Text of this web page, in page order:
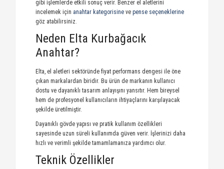
gibi işlemlerde etkili sonuç verir. Benzer el aletlerini
incelemek için anahtar kategorisine ve pense seçeneklerine
göz atabilirsiniz.
Neden Elta Kurbağacık
Anahtar?
Elta, el aletleri sektöründe fiyat performans dengesi ile öne
çıkan markalardan biridir. Bu ürün de markanın kullanıcı
dostu ve dayanıklı tasarım anlayışını yansıtır. Hem bireysel
hem de profesyonel kullanıcıların ihtiyaçlarını karşılayacak
şekilde üretilmiştir.
Dayanıklı gövde yapısı ve pratik kullanım özellikleri
sayesinde uzun süreli kullanımda güven verir. İşlerinizi daha
hızlı ve verimli şekilde tamamlamanıza yardımcı olur.
Teknik Özellikler